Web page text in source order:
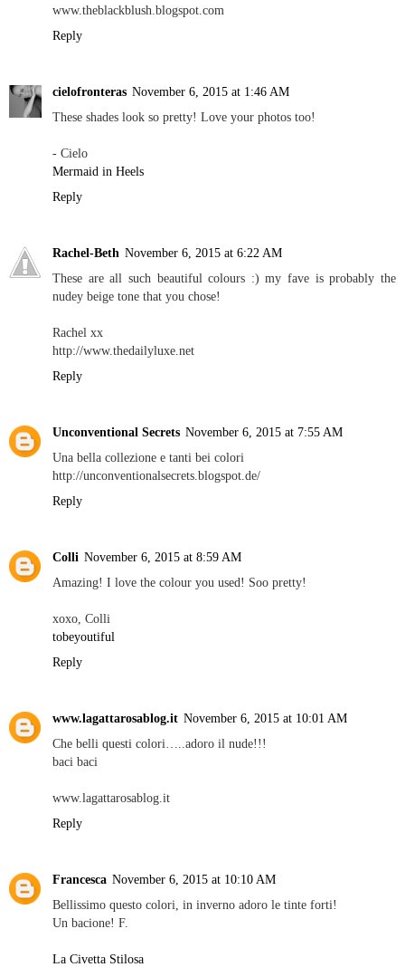
www.theblackblush.blogspot.com
Reply
cielofronteras November 6, 2015 at 1:46 AM
These shades look so pretty! Love your photos too!
- Cielo
Mermaid in Heels
Reply
Rachel-Beth November 6, 2015 at 6:22 AM
These are all such beautiful colours :) my fave is probably the
nudey beige tone that you chose!
Rachel xx
http://www.thedailyluxe.net
Reply
Unconventional Secrets November 6, 2015 at 7:55 AM
Una bella collezione e tanti bei colori
http://unconventionalsecrets.blogspot.de/
Reply
Colli November 6, 2015 at 8:59 AM
Amazing! I love the colour you used! Soo pretty!
xoxo, Colli
tobeyoutiful
Reply
www.lagattarosablog.it November 6, 2015 at 10:01 AM
Che belli questi colori…..adoro il nude!!!
baci baci
www.lagattarosablog.it
Reply
Francesca November 6, 2015 at 10:10 AM
Bellissimo questo colori, in inverno adoro le tinte forti!
Un bacione! F.
La Civetta Stilosa